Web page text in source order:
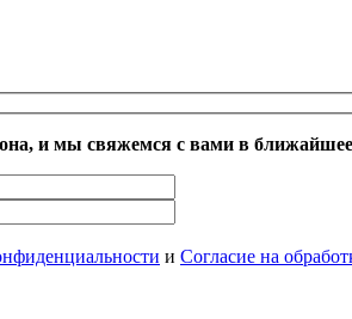
и мы свяжемся с вами в
и Согласие на